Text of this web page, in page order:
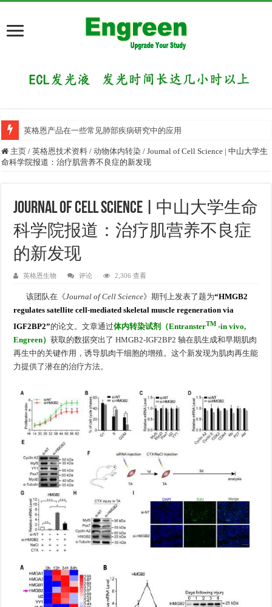
英格恩产品在一些常见肺部疾病研究中的应用
主页 / 英格恩技术资料 / 动物体内转染 / Journal of Cell Science | 中山大学生
命科学院报道：治疗肌营养不良症的新发现
Journal of Cell Science | 中山大学生命
科学院报道：治疗肌营养不良症
的新发现
英格恩生物 评论 2,306 查看
该团队在《Journal of Cell Science》期刊上发表了题为“HMGB2
regulates satellite cell-mediated skeletal muscle regeneration via
IGF2BP2”的论文。文章通过体内转染试剂（EntransterTM -in vivo,
Engreen）获取的数据突出了 HMGB2-IGF2BP2 轴在肌生成和早期肌肉
再生中的关键作用，诱导肌肉干细胞的增殖。这个新发现为肌肉再生能
力提供了潜在的治疗方法。